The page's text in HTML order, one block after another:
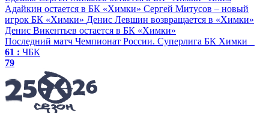
Адайкин остается в БК «Химки» Сергей Митусов – новый
игрок БК «Химки» Денис Левшин возвращается в «Химки»
Денис Викентьев остается в БК «Химки»
Последний матч Чемпионат России. Суперлига БК Химки
61 : ЧБК
79